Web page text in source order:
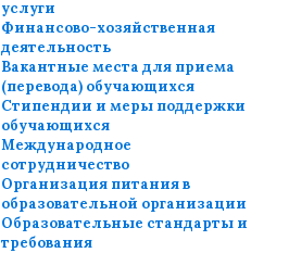
услуги
Финансово-хозяйственная
деятельность
Вакантные места для приема
(перевода) обучающихся
Стипендии и меры поддержки
обучающихся
Международное
сотрудничество
Организация питания в
образовательной организации
Образовательные стандарты и
требования